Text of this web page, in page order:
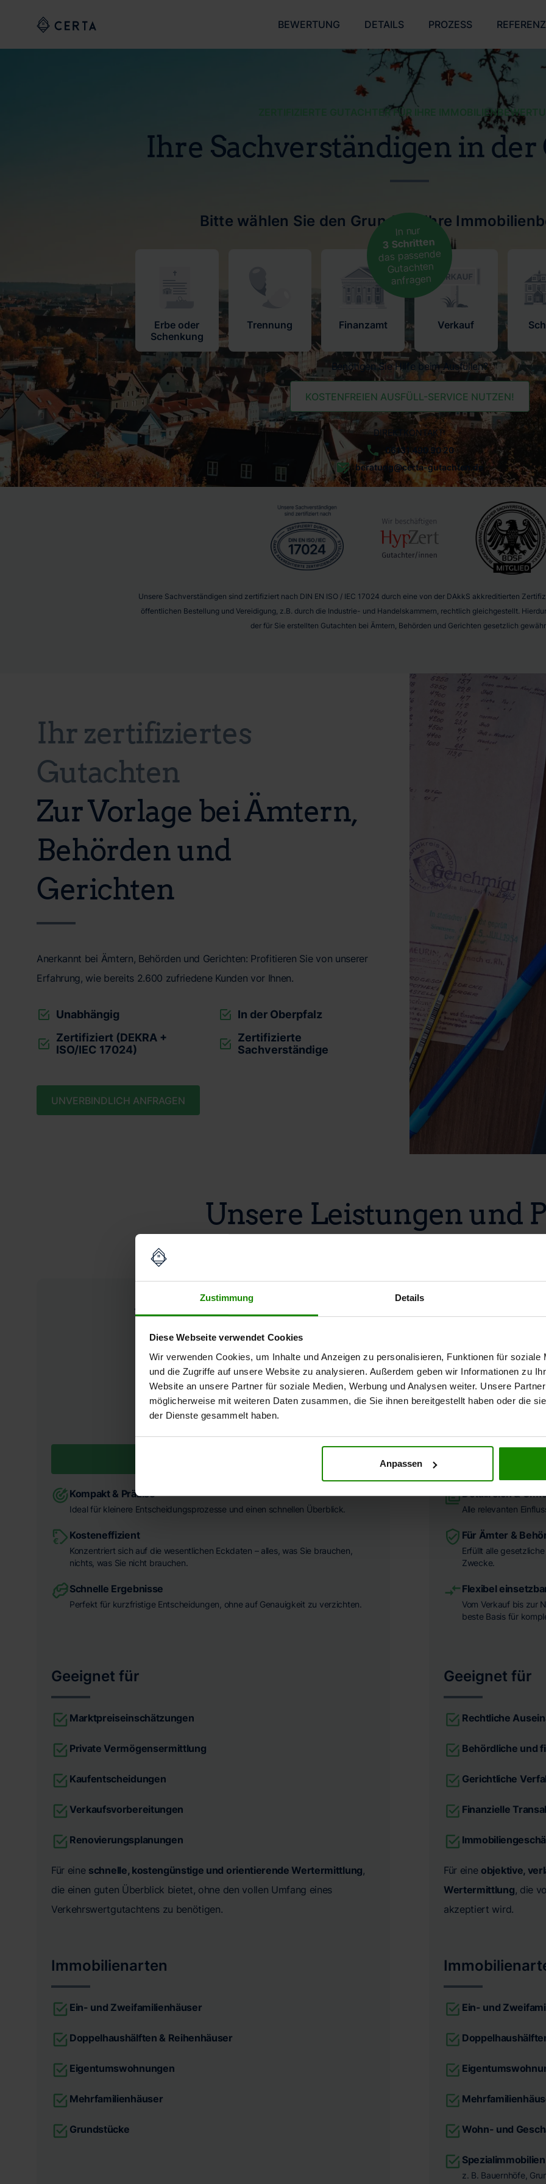
Zustimmung Details
Diese Webseite verwendet Cookies
Wir verwenden Cookies, um Inhalte und Anzeigen zu personalisieren, Funktionen für soziale
und die Zugriffe auf unsere Website zu analysieren. Außerdem geben wir Informationen zu
Website an unsere Partner für soziale Medien, Werbung und Analysen weiter. Unsere
möglicherweise mit weiteren Daten zusammen, die Sie ihnen bereitgestellt haben oder die
der Dienste gesammelt haben.
Anpassen
BEWERTUNG DETAILS PROZESS
ZERTIFIZIERTE GUTACHTER FÜR IHRE
Ihre Sachverständigen in der
Bitte wählen Sie den Grund für Ihre
Erbe oder
Schenkung
Trennung Finanzamt Verkauf
Benötigen Sie Hilfe beim Ausfüllen?
KOSTENFREIEN AUSFÜLL-SERVICE NUTZEN!
In nur
3 Schritten
das passende
Gutachten
anfragen
DIREKTKONTAKT:
06131 490 90 20
beratung@certa-gutachten.de
Unsere Sachverständigen sind zertifiziert nach DIN EN ISO / IEC 17024 durch eine von der DAkkS akkreditierten
öffentlichen Bestellung und Vereidigung, z.B. durch die Industrie- und Handelskammern, rechtlich gleichgestellt.
der für Sie erstellten Gutachten bei Ämtern, Behörden und Gerichten gesetzlich
Ihr zertifiziertes
Gutachten
Zur Vorlage bei Ämtern,
Behörden und
Gerichten
Anerkannt bei Ämtern, Behörden und Gerichten: Profitieren Sie von unserer
Erfahrung, wie bereits 2.600 zufriedene Kunden vor Ihnen.
Unabhängig
In der Oberpfalz
Zertifiziert (DEKRA +
ISO/IEC 17024)
Zertifizierte
Sachverständige
UNVERBINDLICH ANFRAGEN
Unsere Leistungen und
Wertgutachten
FESTPREIS INKL. MWST.
1.490 €
Kompakt & Präzise
Ideal für kleinere Entscheidungsprozesse und einen schnellen Überblick.
Kosteneffizient
Konzentriert sich auf die wesentlichen Eckdaten – alles, was Sie brauchen,
nichts, was Sie nicht brauchen.
Schnelle Ergebnisse
Perfekt für kurzfristige Entscheidungen, ohne auf Genauigkeit zu verzichten.
Geeignet für
Marktpreiseinschätzungen
Private Vermögensermittlung
Kaufentscheidungen
Verkaufsvorbereitungen
Renovierungsplanungen
Für eine schnelle, kostengünstige und orientierende Wertermittlung,
die einen guten Überblick bietet, ohne den vollen Umfang eines
Verkehrswertgutachtens zu benötigen.
Immobilienarten
Ein- und Zweifamilienhäuser
Doppelhaushälften & Reihenhäuser
Eigentumswohnungen
Mehrfamilienhäuser
Grundstücke
Detailreich &
Alle relevanten
Für Ämter &
Erfüllt alle
Zwecke.
Flexibel
Vom Verkauf bis zur
beste Basis für
Geeignet für
Rechtliche
Behördliche und
Gerichtliche
Finanzielle
Für eine objektive,
Wertermittlung, die
akzeptiert wird.
Ein- und
Wohn- und
Spezialimmobilien
z. B. Bauernhöfe,